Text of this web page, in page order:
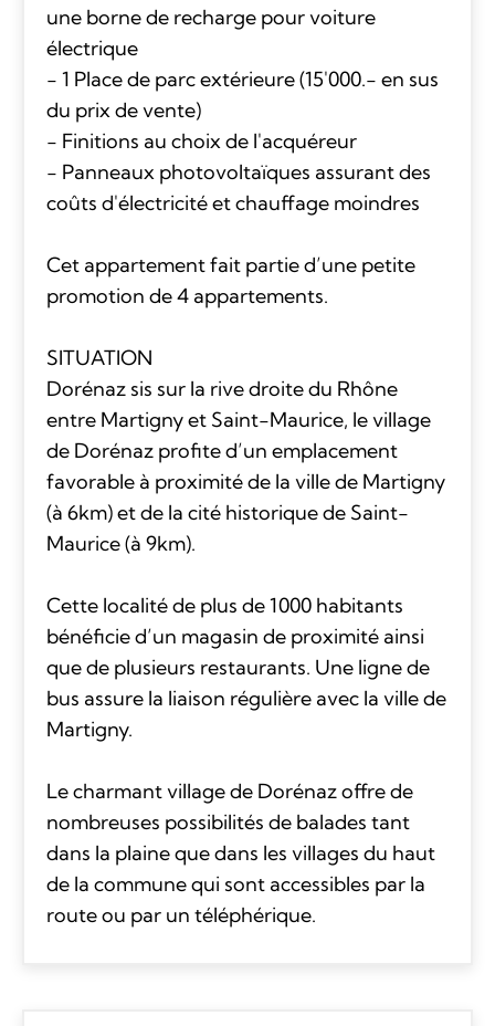
une borne de recharge pour voiture
électrique
- 1 Place de parc extérieure (15'000.- en sus
du prix de vente)
- Finitions au choix de l'acquéreur
- Panneaux photovoltaïques assurant des
coûts d'électricité et chauffage moindres
Cet appartement fait partie d’une petite
promotion de 4 appartements.
SITUATION
Dorénaz sis sur la rive droite du Rhône
entre Martigny et Saint-Maurice, le village
de Dorénaz profite d’un emplacement
favorable à proximité de la ville de Martigny
(à 6km) et de la cité historique de Saint-
Maurice (à 9km).
Cette localité de plus de 1000 habitants
bénéficie d’un magasin de proximité ainsi
que de plusieurs restaurants. Une ligne de
bus assure la liaison régulière avec la ville de
Martigny.
Le charmant village de Dorénaz offre de
nombreuses possibilités de balades tant
dans la plaine que dans les villages du haut
de la commune qui sont accessibles par la
route ou par un téléphérique.